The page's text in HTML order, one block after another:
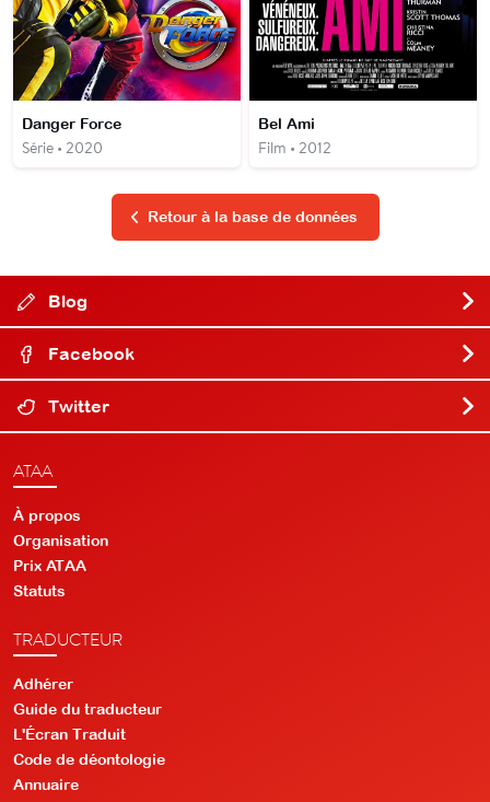
Danger Force
Série • 2020
Bel Ami
Film • 2012
Retour à la base de données
Blog
Facebook
Twitter
ATAA
À propos
Organisation
Prix ATAA
Statuts
TRADUCTEUR
Adhérer
Guide du traducteur
L'Écran Traduit
Code de déontologie
Annuaire